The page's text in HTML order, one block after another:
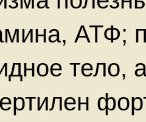
АТФ;